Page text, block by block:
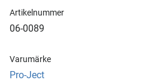
Artikelnummer
06-0089
Varumärke
Pro-Ject